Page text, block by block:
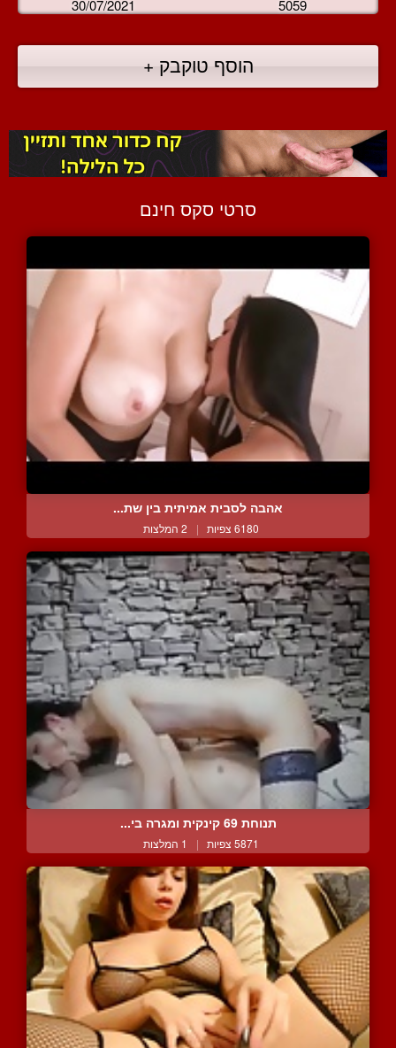
30/07/2021 5059
הוסף טוקבק +
סרטי סקס חינם
אהבה לסבית אמיתית בין שת...
6180 צפיות | 2 המלצות
תנוחת 69 קינקית ומגרה בי...
5871 צפיות | 1 המלצות